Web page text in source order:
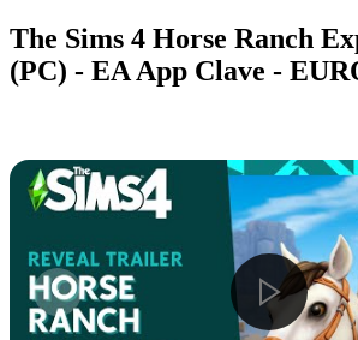
The Sims 4 Horse Ranch
(PC) - EA App Clave -